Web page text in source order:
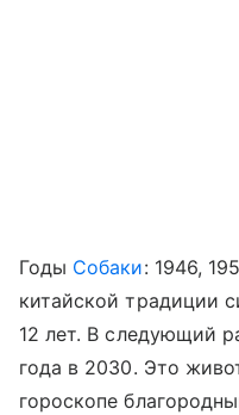
Годы Собаки: 1946,
китайской традиции
12 лет. В следующий
года в 2030. Это
гороскопе